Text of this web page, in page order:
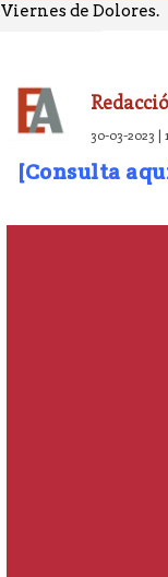
Viernes de Dolores.
30-03-2023 |
[Consulta